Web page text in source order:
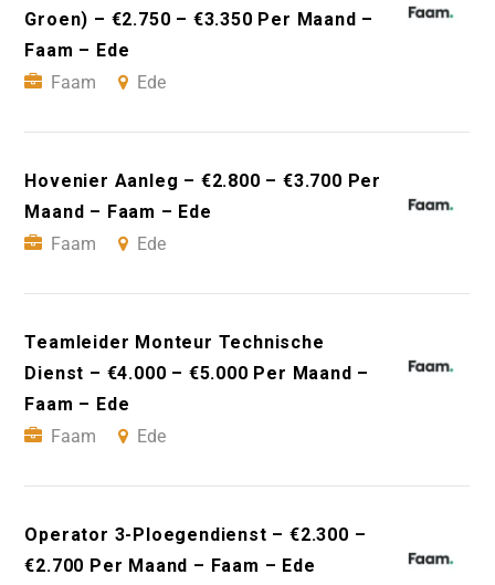
Groen) – €2.750 – €3.350 Per Maand –
Faam – Ede
Faam
Ede
Hovenier Aanleg – €2.800 – €3.700 Per
Maand – Faam – Ede
Faam
Ede
Teamleider Monteur Technische
Dienst – €4.000 – €5.000 Per Maand –
Faam – Ede
Faam
Ede
Operator 3-Ploegendienst – €2.300 –
€2.700 Per Maand – Faam – Ede